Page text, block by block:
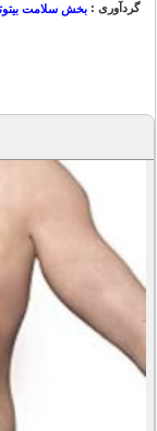
گردآوری : بخش سلامت